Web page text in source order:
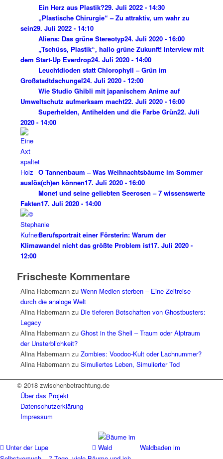
Ein Herz aus Plastik?29. Juli 2022 - 14:30
„Plastische Chirurgie“ ­– Zu attraktiv, um wahr zu
sein29. Juli 2022 - 14:10
Aliens: Das grüne Stereotyp24. Juli 2020 - 16:00
„Tschüss, Plastik“, hallo grüne Zukunft! Interview mit
dem Start-Up Everdrop24. Juli 2020 - 14:00
Leuchtdioden statt Chlorophyll – Grün im
Großstadtdschungel24. Juli 2020 - 12:00
Wie Studio Ghibli mit japanischem Anime auf
Umweltschutz aufmerksam macht22. Juli 2020 - 16:00
Superhelden, Antihelden und die Farbe Grün22. Juli
2020 - 14:00
O Tannenbaum – Was Weihnachtsbäume im Sommer
auslös(ch)en können17. Juli 2020 - 16:00
Monet und seine geliebten Seerosen – 7 wissenswerte
Fakten17. Juli 2020 - 14:00
Berufsportrait einer Försterin: Warum der
Klimawandel nicht das größte Problem ist17. Juli 2020 -
12:00
Frischeste Kommentare
Alina Habermannzu Wenn Medien sterben – Eine Zeitreise
durch die analoge Welt
Alina Habermannzu Die tieferen Botschaften von Ghostbusters:
Legacy
Alina Habermannzu Ghost in the Shell – Traum oder Alptraum
der Unsterblichkeit?
Alina Habermannzu Zombies: Voodoo-Kult oder Lachnummer?
Alina Habermannzu Simuliertes Leben, Simulierter Tod
© 2018 zwischenbetrachtung.de
Über das Projekt
Datenschutzerklärung
Impressum
Unter der Lupe
Waldbaden im